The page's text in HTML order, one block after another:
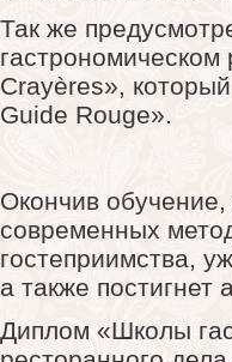
Так же
Crayères»,
Guide Rouge».
Окончив
современных
гостеприимства,
а также постигнет
Диплом «Школы